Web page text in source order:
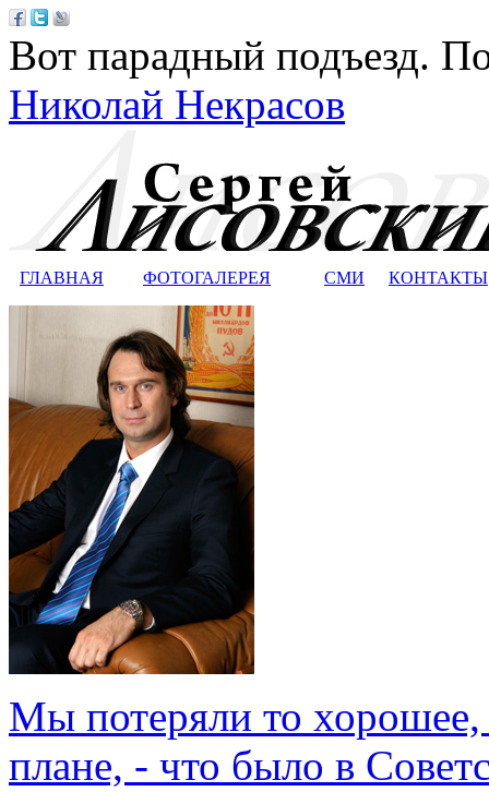
Вот парадный подъезд.
Николай Некрасов
ГЛАВНАЯ ФОТОГАЛЕРЕЯ СМИ КОНТАКТЫ
Мы потеряли то
плане, - что было в